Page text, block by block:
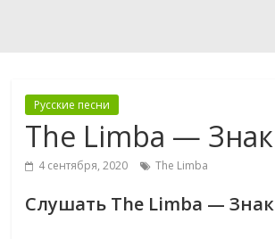
Русские песни
The Limba — Знак
4 сентября, 2020 The Limba
Слушать The Limba — Знак